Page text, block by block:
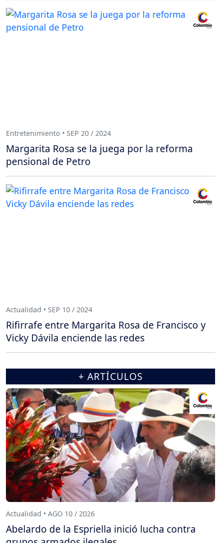
Entretenimiento • SEP 20 / 2024
Margarita Rosa se la juega por la reforma
pensional de Petro
Actualidad • SEP 10 / 2024
Rifirrafe entre Margarita Rosa de Francisco y
Vicky Dávila enciende las redes
+ ARTÍCULOS
Actualidad • AGO 10 / 2026
Abelardo de la Espriella inició lucha contra